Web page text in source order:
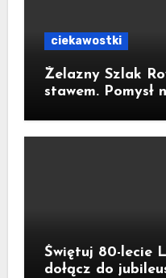
ciekawostki
Żelazny Szlak
stawem. Pomysł
Świętuj 80-lecie
dołącz do